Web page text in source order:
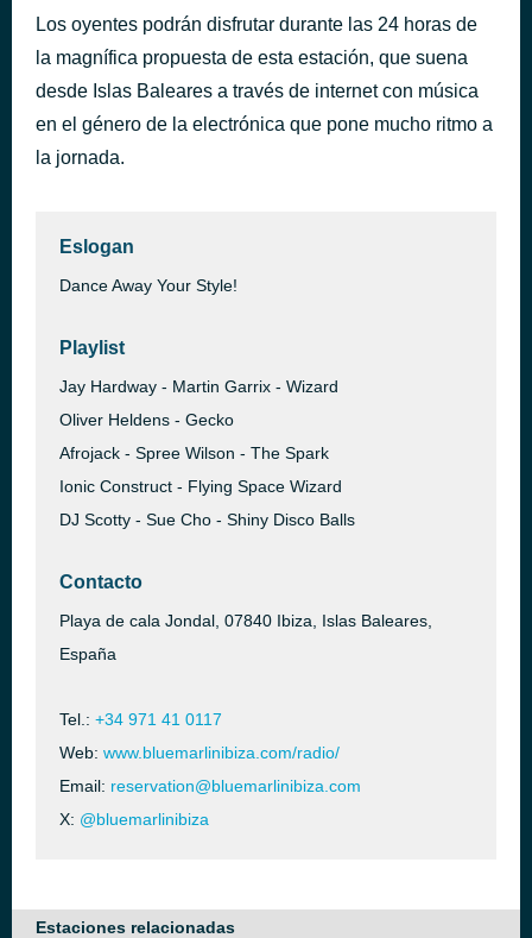
Los oyentes podrán disfrutar durante las 24 horas de
la magnífica propuesta de esta estación, que suena
desde Islas Baleares a través de internet con música
en el género de la electrónica que pone mucho ritmo a
la jornada.
Eslogan
Dance Away Your Style!
Playlist
Jay Hardway - Martin Garrix - Wizard
Oliver Heldens - Gecko
Afrojack - Spree Wilson - The Spark
Ionic Construct - Flying Space Wizard
DJ Scotty - Sue Cho - Shiny Disco Balls
Contacto
Playa de cala Jondal, 07840 Ibiza, Islas Baleares,
España
Tel.: +34 971 41 0117
Web: www.bluemarlinibiza.com/radio/
Email: reservation@bluemarlinibiza.com
X: @bluemarlinibiza
Estaciones relacionadas